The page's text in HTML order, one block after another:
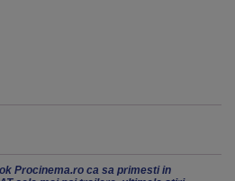
Procinema.ro ca sa primesti in